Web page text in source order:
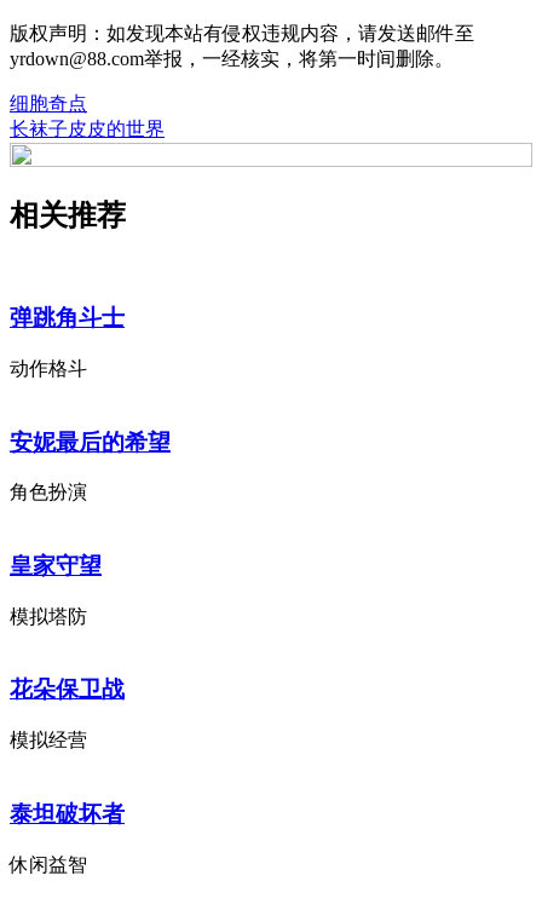
版权声明：如发现本站有侵权违规内容，请发送邮件至
yrdown@88.com举报，一经核实，将第一时间删除。
细胞奇点
长袜子皮皮的世界
相关推荐
弹跳角斗士
动作格斗
安妮最后的希望
角色扮演
皇家守望
模拟塔防
花朵保卫战
模拟经营
泰坦破坏者
休闲益智